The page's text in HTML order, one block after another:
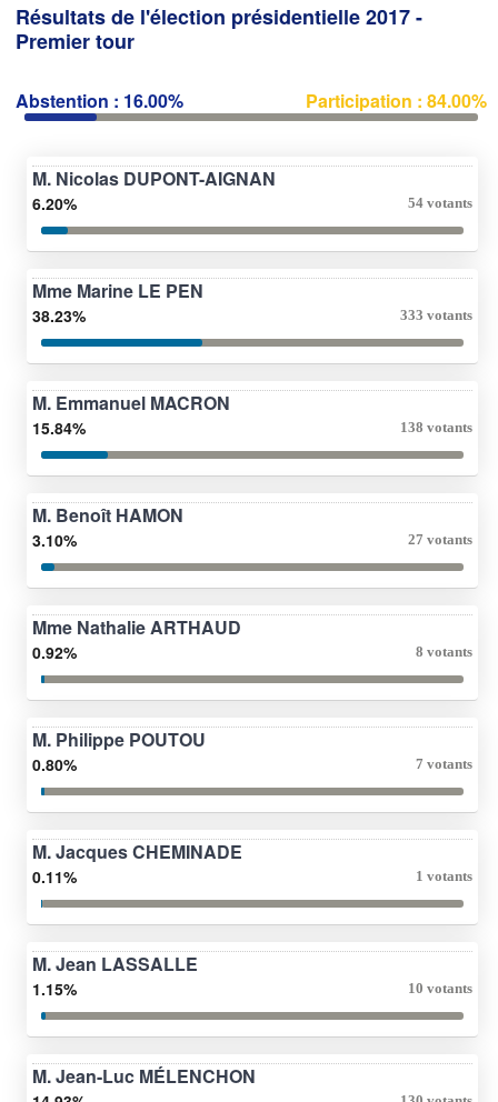
Résultats de l'élection présidentielle 2017 -
Premier tour
Abstention : 16.00% Participation : 84.00%
M. Nicolas DUPONT-AIGNAN
6.20% 54 votants
Mme Marine LE PEN
38.23% 333 votants
M. Emmanuel MACRON
15.84% 138 votants
M. Benoît HAMON
3.10% 27 votants
Mme Nathalie ARTHAUD
0.92% 8 votants
M. Philippe POUTOU
0.80% 7 votants
M. Jacques CHEMINADE
0.11% 1 votants
M. Jean LASSALLE
1.15% 10 votants
M. Jean-Luc MÉLENCHON